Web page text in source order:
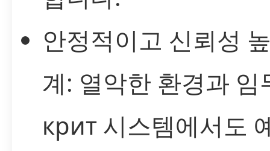
안정적이고 신뢰성
계: 열악한 환경과 임
крит 시스템에서도